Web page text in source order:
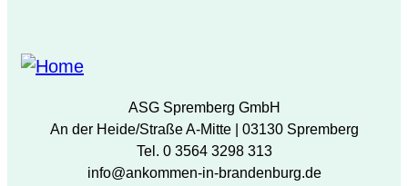
ASG Spremberg GmbH
An der Heide/Straße A-Mitte | 03130 Spremberg
Tel. 0 3564 3298 313
info@ankommen-in-brandenburg.de